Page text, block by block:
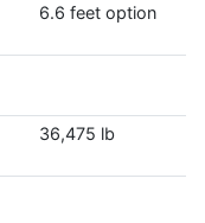
6.6 feet option
36,475 lb